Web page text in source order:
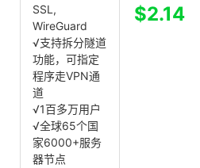
SSL,
WireGuard
√支持拆分隧道
功能，可指定
程序走VPN通
道
√1百多万用户
√全球65个国
家6000+服务
器节点
$2.14